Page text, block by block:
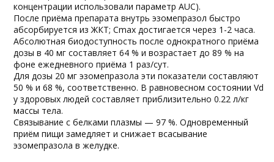
концентрации использовали параметр AUC).
После приёма препарата внутрь эзомепразол быстро
абсорбируется из ЖКТ; Cmax достигается через 1-2 часа.
Абсолютная биодоступность после однократного приёма
дозы в 40 мг составляет 64 % и возрастает до 89 % на
фоне ежедневного приёма 1 раз/сут.
Для дозы 20 мг эзомепразола эти показатели составляют
50 % и 68 %, соответственно. В равновесном состоянии Vd
у здоровых людей составляет приблизительно 0.22 л/кг
массы тела.
Связывание с белками плазмы — 97 %. Одновременный
приём пищи замедляет и снижает всасывание
эзомепразола в желудке.